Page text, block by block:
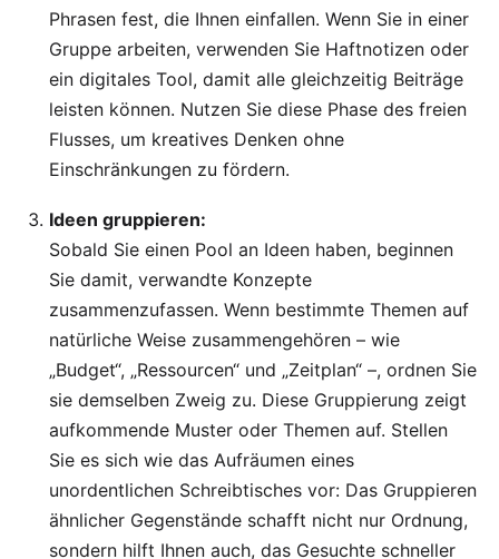
Phrasen fest, die Ihnen einfallen. Wenn Sie in einer
Gruppe arbeiten, verwenden Sie Haftnotizen oder
ein digitales Tool, damit alle gleichzeitig Beiträge
leisten können. Nutzen Sie diese Phase des freien
Flusses, um kreatives Denken ohne
Einschränkungen zu fördern.
Ideen gruppieren:
Sobald Sie einen Pool an Ideen haben, beginnen
Sie damit, verwandte Konzepte
zusammenzufassen. Wenn bestimmte Themen auf
natürliche Weise zusammengehören – wie
„Budget“, „Ressourcen“ und „Zeitplan“ –, ordnen Sie
sie demselben Zweig zu. Diese Gruppierung zeigt
aufkommende Muster oder Themen auf. Stellen
Sie es sich wie das Aufräumen eines
unordentlichen Schreibtisches vor: Das Gruppieren
ähnlicher Gegenstände schafft nicht nur Ordnung,
sondern hilft Ihnen auch, das Gesuchte schneller